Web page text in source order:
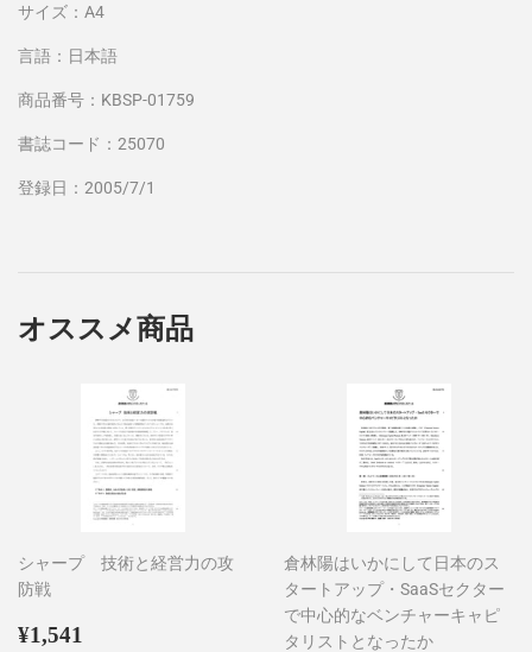
サイズ：A4
言語：日本語
商品番号：KBSP-01759
書誌コード：25070
登録日：2005/7/1
オススメ商品
シャープ 技術と経営力の攻
防戦
通
¥1,541
倉林陽はいかにして日本のス
タートアップ・SaaSセクター
で中心的なベンチャーキャピ
タリストとなったか